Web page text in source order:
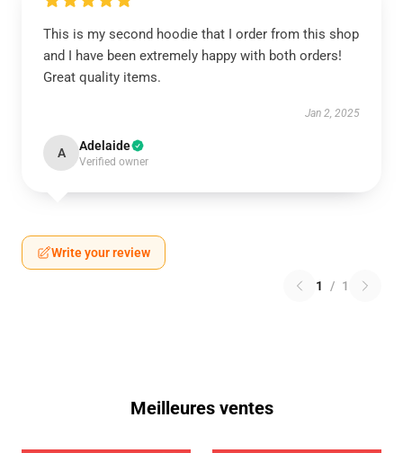
This is my second hoodie that I order from this shop
and I have been extremely happy with both orders!
Great quality items.
Jan 2, 2025
A Adelaide
Verified owner
Write your review
1 / 1
Meilleures ventes